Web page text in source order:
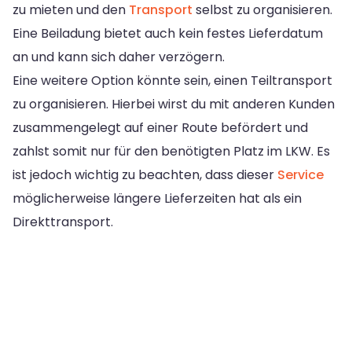
zu mieten und den Transport selbst zu organisieren.
Eine Beiladung bietet auch kein festes Lieferdatum
an und kann sich daher verzögern.
Eine weitere Option könnte sein, einen Teiltransport
zu organisieren. Hierbei wirst du mit anderen Kunden
zusammengelegt auf einer Route befördert und
zahlst somit nur für den benötigten Platz im LKW. Es
ist jedoch wichtig zu beachten, dass dieser Service
möglicherweise längere Lieferzeiten hat als ein
Direkttransport.